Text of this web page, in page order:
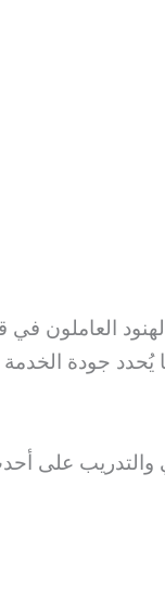
العاملون في
يُحدد جودة
والتدريب على